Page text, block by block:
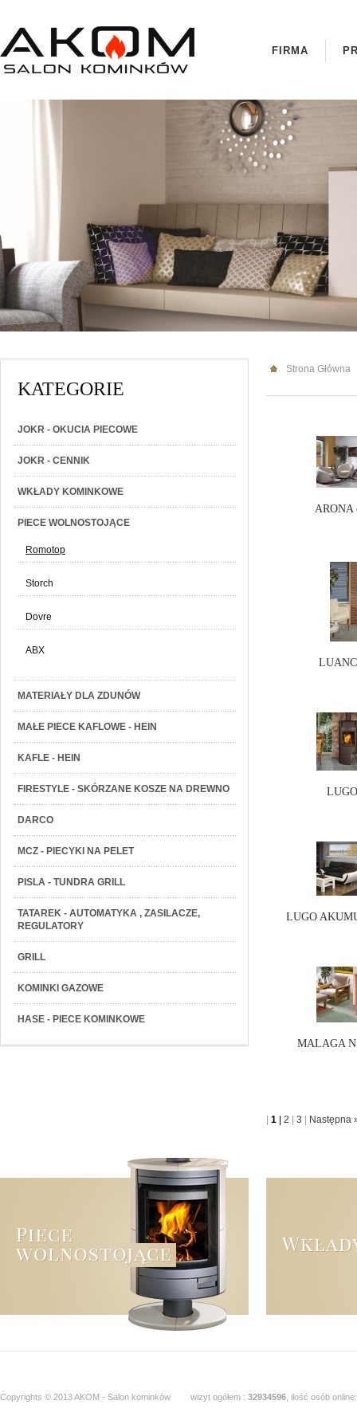
FIRMA
KATEGORIE
JOKR - OKUCIA PIECOWE
JOKR - CENNIK
WKŁADY KOMINKOWE
PIECE WOLNOSTOJĄCE
Romotop
Storch
Dovre
ABX
MATERIAŁY DLA ZDUNÓW
MAŁE PIECE KAFLOWE - HEIN
KAFLE - HEIN
FIRESTYLE - SKÓRZANE KOSZE NA DREWNO
DARCO
MCZ - PIECYKI NA PELET
PISLA - TUNDRA GRILL
TATAREK - AUTOMATYKA , ZASILACZE,
REGULATORY
GRILL
KOMINKI GAZOWE
HASE - PIECE KOMINKOWE
Strona Główna
ARONA
LUGO
MALAGA N
1 2 3 Następna
Copyrights © 2013 AKOM - Salon kominków wizyt ogółem : 32934596 , ilość osób